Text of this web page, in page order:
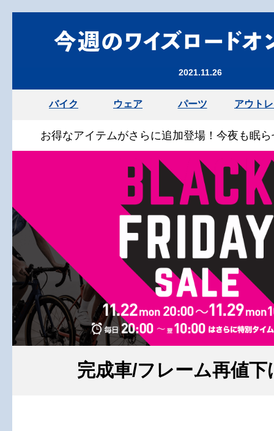
2021.11.26
バイク ウェア パーツ アウト
お得なアイテムがさらに追加登場！今夜も眠
完成車/フレーム再値下